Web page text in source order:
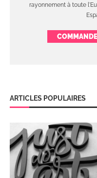
rayonnement à toute
ARTICLES POPULAIRES